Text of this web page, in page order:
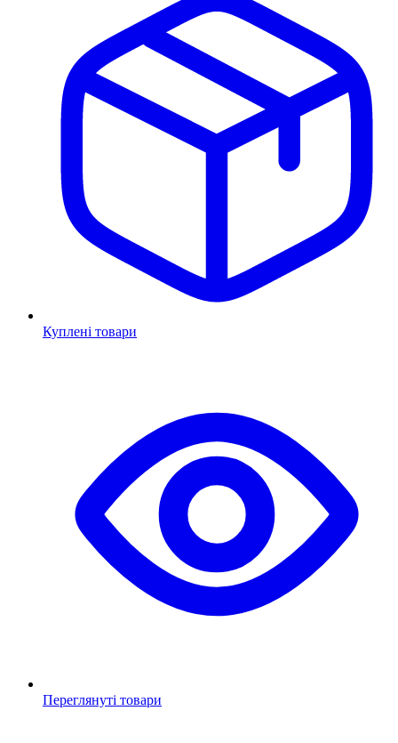
Куплені товари
Переглянуті товари